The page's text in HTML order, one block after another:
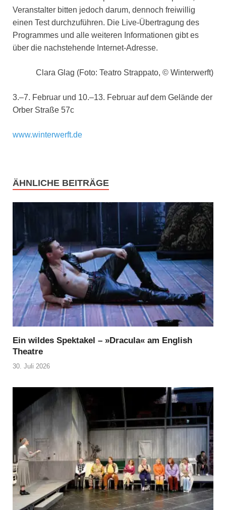
Veranstalter bitten jedoch darum, dennoch freiwillig
einen Test durchzuführen. Die Live-Übertragung des
Programmes und alle weiteren Informationen gibt es
über die nachstehende Internet-Adresse.
Clara Glag (Foto: Teatro Strappato, © Winterwerft)
3.–7. Februar und 10.–13. Februar auf dem Gelände der
Orber Straße 57c
www.winterwerft.de
ÄHNLICHE BEITRÄGE
Ein wildes Spektakel – »Dracula« am English
Theatre
30. Juli 2026